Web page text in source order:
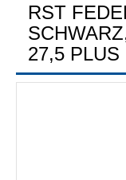
RST
27,5 PLUS